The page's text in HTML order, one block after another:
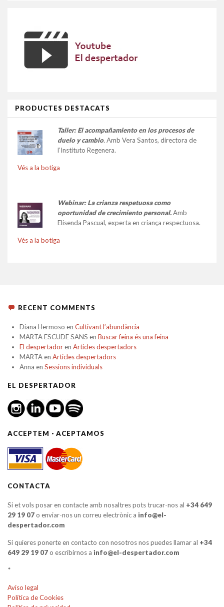
PRODUCTES DESTACATS
Taller: El acompañamiento en los procesos de
duelo y cambio.Amb Vera Santos, directora de
l’Instituto Regenera.
Vés a la botiga
Webinar: La crianza respetuosa como
oportunidad de crecimiento personal.Amb
Elisenda Pascual, experta en criança respectuosa.
Vés a la botiga
RECENT COMMENTS
Diana Hermoso en Cultivant l’abundància
MARTA ESCUDE SANS en Buscar feina és una feina
El despertadoren Articles despertadors
MARTAen Articles despertadors
Anna en Sessions individuals
EL DESPERTADOR
ACCEPTEM · ACEPTAMOS
CONTACTA
Si et vols posar en contacte amb nosaltres pots trucar-nos al +34 649
29 19 07o enviar-nos un correu electrònic a info@el-
despertador.com
Si quieres ponerte en contacto con nosotros nos puedes llamar al +34
649 29 19 07o escribirnos a info@el-despertador.com
*
Aviso legal
Política de Cookies